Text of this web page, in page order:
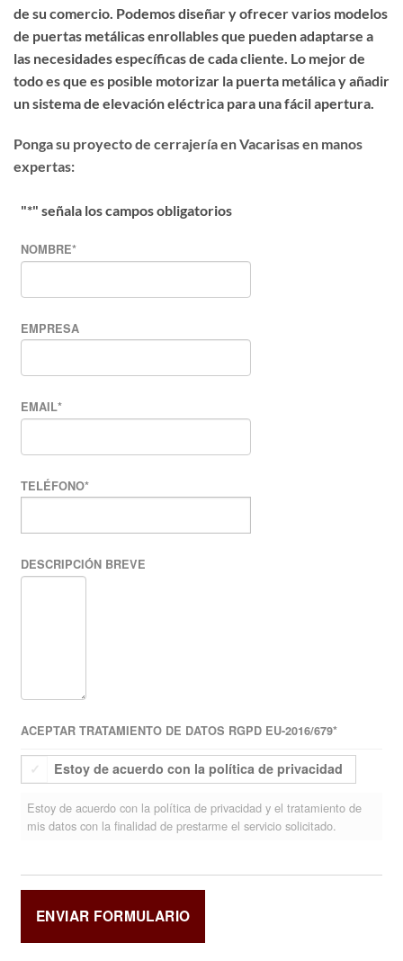
de su comercio. Podemos diseñar y ofrecer varios modelos
de puertas metálicas enrollables que pueden adaptarse a
las necesidades específicas de cada cliente. Lo mejor de
todo es que es posible motorizar la puerta metálicay añadir
un sistema de elevación eléctrica para una fácil apertura.
Ponga su proyecto de cerrajería en Vacarisas en manos
expertas:
"*" señala los campos obligatorios
NOMBRE*
EMPRESA
EMAIL*
TELÉFONO*
DESCRIPCIÓN BREVE
ACEPTAR TRATAMIENTO DE DATOS RGPD EU-2016/679*
Estoy de acuerdo con la política de privacidad
Estoy de acuerdo con la política de privacidad y el tratamiento de
mis datos con la finalidad de prestarme el servicio solicitado.